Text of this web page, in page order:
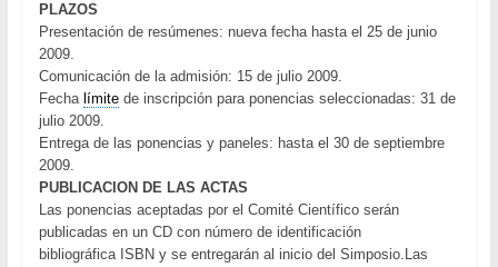
PLAZOS
Presentación de resúmenes: nueva fecha hasta el 25 de junio
2009.
Comunicación de la admisión: 15 de julio 2009.
Fecha límitede inscripción para ponencias seleccionadas: 31 de
julio 2009.
Entrega de las ponencias y paneles: hasta el 30 de septiembre
2009.
PUBLICACION DE LAS ACTAS
Las ponencias aceptadas por el Comité Científico serán
publicadas en un CD con número de identificación
bibliográfica ISBN y se entregarán al inicio del Simposio.Las